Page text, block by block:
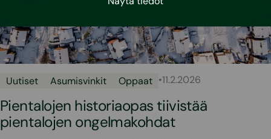
Uutiset Asumisvinkit Oppaat •11.2.2026
Pientalojen historiaopas tiivistää
pientalojen ongelmakohdat